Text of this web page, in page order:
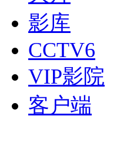
影库
CCTV6
VIP影院
客户端